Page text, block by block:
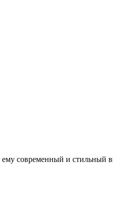
ему современный и стильный